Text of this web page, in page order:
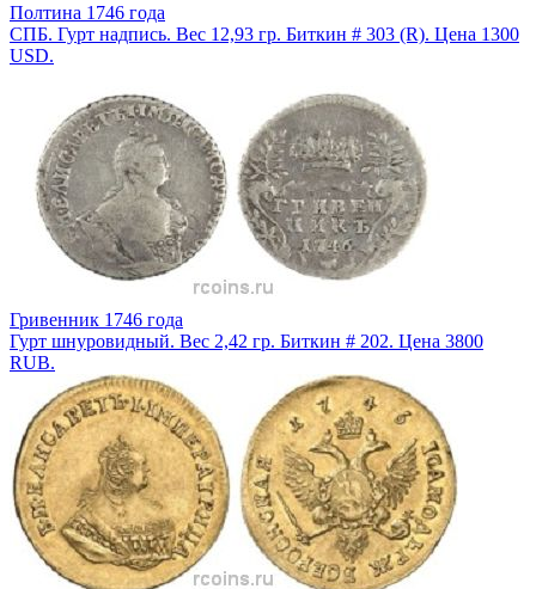
Полтина 1746 года
СПБ. Гурт надпись. Вес 12,93 гр. Биткин # 303 (R). Цена 1300
USD.
Гривенник 1746 года
Гурт шнуровидный. Вес 2,42 гр. Биткин # 202. Цена 3800
RUB.